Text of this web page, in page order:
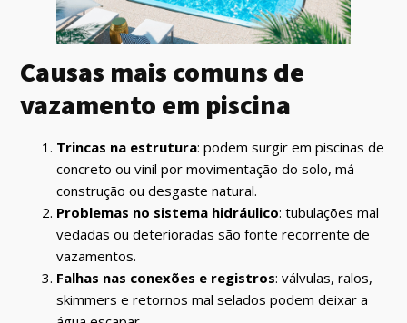
Causas mais comuns de
vazamento em piscina
Trincas na estrutura: podem surgir em piscinas de
concreto ou vinil por movimentação do solo, má
construção ou desgaste natural.
Problemas no sistema hidráulico: tubulações mal
vedadas ou deterioradas são fonte recorrente de
vazamentos.
Falhas nas conexões e registros: válvulas, ralos,
skimmers e retornos mal selados podem deixar a